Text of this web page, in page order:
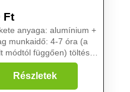
Ft
anyaga: alumínium +
munkaidő: 4-7 óra (a
módtól függően) töltés:
kábel 3 világítási mód
fény, villogó, rövid
mód:
Részletek